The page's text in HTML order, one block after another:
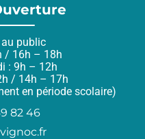
public
/ 16h – 18h
: 9h – 12h
/ 14h – 17h
en période scolaire)
82 46